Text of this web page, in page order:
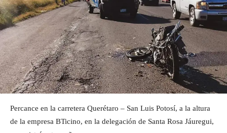
Percance en la carretera Querétaro – San Luis Potosí, a la altura
de la empresa BTicino, en la delegación de Santa Rosa Jáuregui,